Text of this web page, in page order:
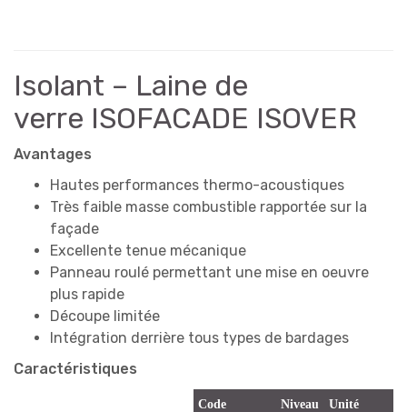
Isolant – Laine de
verre ISOFACADE ISOVER
Avantages
Hautes performances thermo-acoustiques
Très faible masse combustible rapportée sur la
façade
Excellente tenue mécanique
Panneau roulé permettant une mise en oeuvre
plus rapide
Découpe limitée
Intégration derrière tous types de bardages
Caractéristiques
Code Niveau Unité